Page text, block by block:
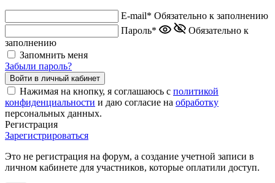
E-mail* Обязательно к заполнению
Пароль*
Обязательно к
заполнению
Запомнить меня
Забыли пароль?
Нажимая на кнопку, я соглашаюсь с политикой
конфиденциальности и даю согласие на обработку
персональных данных.
Регистрация
Зарегистрироваться
Это не регистрация на форум, а создание учетной записи в
личном кабинете для участников, которые оплатили доступ.